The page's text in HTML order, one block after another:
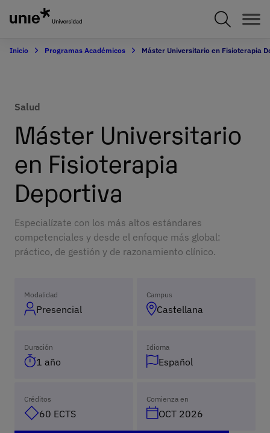
principal
Inicio Programas Académicos Máster Universitario en Fisioterapia
Salud
Máster Universitario
en Fisioterapia
Deportiva
Especialízate con los más altos estándares
competenciales y desde el enfoque más global:
práctico, de gestión y de razonamiento clínico.
Modalidad
Presencial
Campus
Castellana
Duración
1 año
Idioma
Español
Créditos
60 ECTS
Comienza en
OCT 2026